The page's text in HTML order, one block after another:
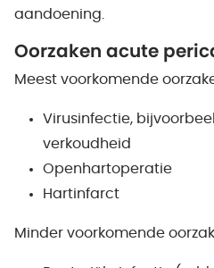
aandoening.
Oorzaken acute
Meest voorkomende
Virusinfectie,
verkoudheid
Openhartoperatie
Hartinfarct
Minder voorkomende